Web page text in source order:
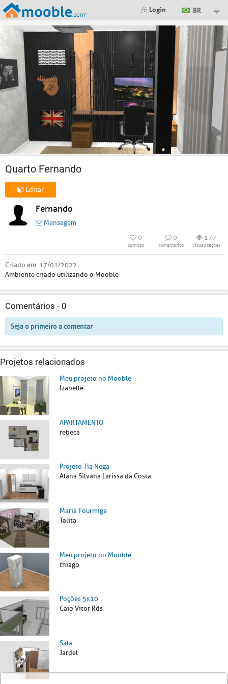
Login BR
Quarto Fernando
Editar
Fernando
Mensagem
0
curtidas
0
comentários
177
visualizações
Criado em: 17/01/2022
Ambiente criado utilizando o Mooble
Comentários - 0
Seja o primeiro a comentar
Projetos relacionados
Meu projeto no Mooble
Izabelle
APARTAMENTO
rebeca
Projeto Tia Nega
Alana Silvana Larissa da Costa
Maria Fourmiga
Talita
Meu projeto no Mooble
thiago
Poções 5x10
Caio Vitor Rds
Sala
Jardel